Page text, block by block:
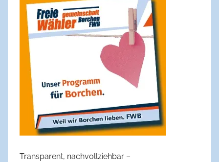
Transparent, nachvollziehbar –